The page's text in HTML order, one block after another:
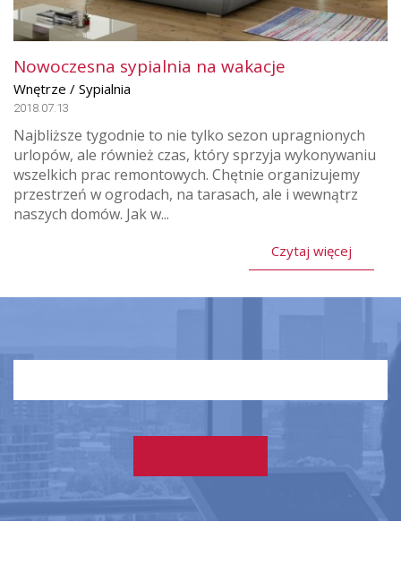
Nowoczesna sypialnia na wakacje
Wnętrze / Sypialnia
2018.07.13
Najbliższe tygodnie to nie tylko sezon upragnionych
urlopów, ale również czas, który sprzyja wykonywaniu
wszelkich prac remontowych. Chętnie organizujemy
przestrzeń w ogrodach, na tarasach, ale i wewnątrz
naszych domów. Jak w...
Czytaj więcej